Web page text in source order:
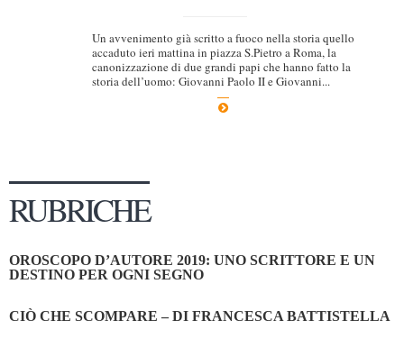
Partnership
Giallo Stresa
Marketing
Un avvenimento già scritto a fuoco nella storia quello
accaduto ieri mattina in piazza S.Pietro a Roma, la
canonizzazione di due grandi papi che hanno fatto la
storia dell’uomo: Giovanni Paolo II e Giovanni...
RUBRICHE
OROSCOPO D’AUTORE 2019: UNO SCRITTORE E UN
DESTINO PER OGNI SEGNO
CIÒ CHE SCOMPARE – DI FRANCESCA BATTISTELLA